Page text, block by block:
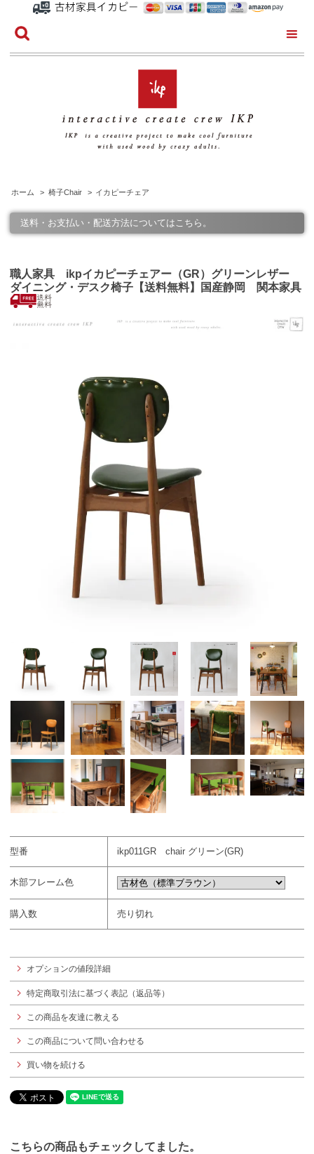
ホーム > 椅子Chair > イカピーチェア
送料・お支払い・配送方法についてはこちら。
職人家具 ikpイカピーチェアー（GR）グリーンレザー
ダイニング・デスク椅子【送料無料】国産静岡 関本家具
型番 ikp011GR chair グリーン(GR)
木部フレーム色
購入数 売り切れ
オプションの値段詳細
特定商取引法に基づく表記（返品等）
この商品を友達に教える
この商品について問い合わせる
買い物を続ける
こちらの商品もチェックしてました。